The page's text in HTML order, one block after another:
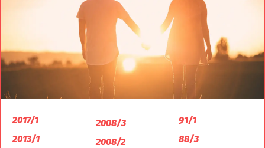
2017/1
2013/1
2008/3
2008/2
91/1
88/3